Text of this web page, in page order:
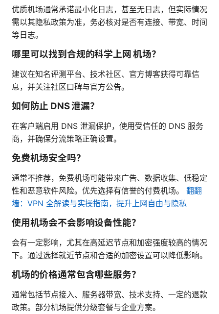
优质机场通常承诺最小化日志，甚至无日志，但实际情况
需以其隐私政策为准，务必核对是否有连接、带宽、时间
等日志。
哪里可以找到合规的科学上网 机场？
建议在知名评测平台、技术社区、官方博客获得可靠信
息，并关注社区口碑与官方公告。
如何防止 DNS 泄漏？
在客户端启用 DNS 泄漏保护，使用受信任的 DNS 服务
商，并确保分流策略正确设置。
免费机场安全吗？
通常不推荐，免费机场可能带来广告、数据收集、低稳定
性和恶意软件风险。优先选择有信誉的付费机场。 翻翻
墙：VPN 全解读与实操指南，提升上网自由与隐私
使用机场会不会影响设备性能？
会有一定影响，尤其在高延迟节点和加密强度较高的情况
下。通过选择就近节点和合适的加密设置可以降低影响。
机场的价格通常包含哪些服务？
通常包括节点接入、服务器带宽、技术支持、一定的退款
政策。部分机场提供分级套餐与企业方案。